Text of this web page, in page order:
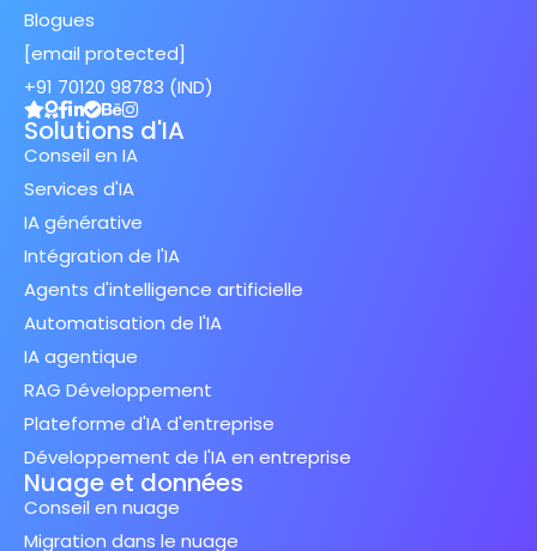
Blogues
[email protected]
+91 70120 98783 (IND)
Solutions d'IA
Conseil en IA
Services d'IA
IA générative
Intégration de l'IA
Agents d'intelligence artificielle
Automatisation de l'IA
IA agentique
RAG Développement
Plateforme d'IA d'entreprise
Développement de l'IA en entreprise
Nuage et données
Conseil en nuage
Migration dans le nuage